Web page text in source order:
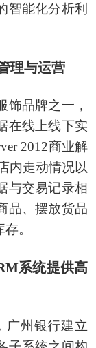
智能化分析利
理与运营
饰品牌之一，
在线上线下实
2012商业解
内走动情况以
与交易记录相
品、摆放货品
。
系统提供高
广州银行建立